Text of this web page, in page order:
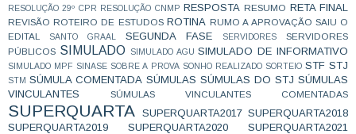
RESOLUÇÃO 29º CPR
RESOLUÇÃO CNMP RESPOSTA RESUMO RETA FINAL
REVISÃO ROTEIRO DE ESTUDOS ROTINA RUMO A APROVAÇÃO SAIU O
EDITAL
SANTO GRAAL SEGUNDA FASE SERVIDORES
SERVIDORES
PÚBLICOS SIMULADO SIMULADO AGU SIMULADO DE INFORMATIVO
SIMULADO MPF SINASE SOBRE A PROVA SONHO REALIZADO SORTEIO STF STJ
STM SÚMULA COMENTADA SÚMULAS SÚMULAS DO STJ SÚMULAS
VINCULANTES
SÚMULAS VINCULANTES COMENTADAS
SUPERQUARTA SUPERQUARTA2017 SUPERQUARTA2018
SUPERQUARTA2019
SUPERQUARTA2020
SUPERQUARTA2021